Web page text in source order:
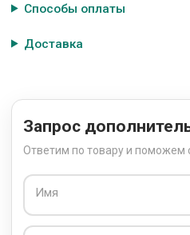
Способы оплаты
Доставка
Запрос
Ответим по товару и поможем
Имя